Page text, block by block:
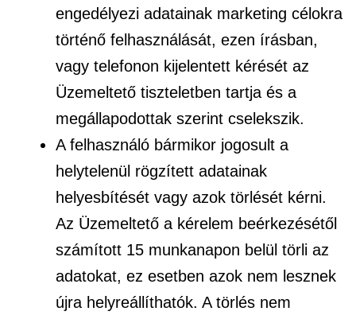
engedélyezi adatainak marketing célokra
történő felhasználását, ezen írásban,
vagy telefonon kijelentett kérését az
Üzemeltető tiszteletben tartja és a
megállapodottak szerint cselekszik.
A felhasználó bármikor jogosult a
helytelenül rögzített adatainak
helyesbítését vagy azok törlését kérni.
Az Üzemeltető a kérelem beérkezésétől
számított 15 munkanapon belül törli az
adatokat, ez esetben azok nem lesznek
újra helyreállíthatók. A törlés nem